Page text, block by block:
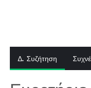
Δ. Συζήτηση